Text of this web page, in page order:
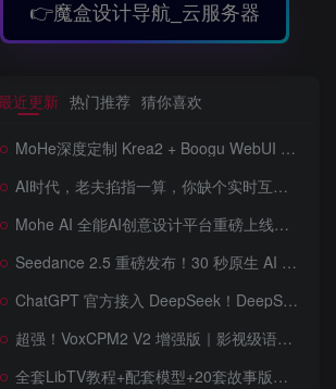
👉魔盒设计导航_云服务器
近更新 热门推荐 猜你喜欢
MoHe深度定制 Krea2 + Boogu WebUI v2.0 重磅发布！专为 AI 室内设计师打造，一键切换定制工作流，彻底告别 ComfyUI 复杂节点，一键生图！
AI时代，老夫掐指一算，你缺个实时互动的 AI 赛博女友！无需 API、完全免费、实时语音互动，零延迟打造专属 AI 数字女友，附本地部署教程！
Mohe AI 全能AI创意设计平台重磅上线！一站式AI提示词词库·对话·绘画·画廊·推流AI创意神器与AIGC展示平台系统全面升级！
Seedance 2.5 重磅发布！30 秒原生 AI 视频、50 个多模态参考、原位编辑全上线，告别抽卡盲盒，AI 视频正式进入导演时代！
ChatGPT 官方接入 DeepSeek！DeepSeek V4 Flash 0731 重磅开源发布！AI 编程能力全面升级，支持识图、支持 Responses API，本地部署全攻略！
超强！VoxCPM2 V2 增强版｜影视级语音克隆，音色永久保存，文字转语音+AI声音克隆+方言 + ai语音设计+多人对话 + 字幕全搞定
全套LibTV教程+配套模型+20套故事版参考(含提示词)轻松学会AI短剧制作，全套教程走过路过不要错过想在家里赚钱的就学习起来